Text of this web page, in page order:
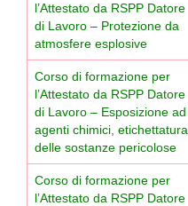
l’Attestato da RSPP Datore
di Lavoro – Protezione da
atmosfere esplosive
Corso di formazione per
l’Attestato da RSPP Datore
di Lavoro – Esposizione ad
agenti chimici, etichettatura
delle sostanze pericolose
Corso di formazione per
l’Attestato da RSPP Datore